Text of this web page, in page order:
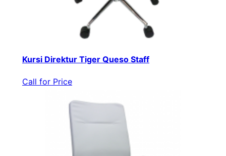
Kursi Direktur Tiger Queso Staff
Call for Price